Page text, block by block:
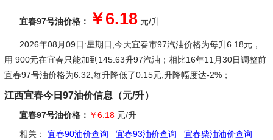
宜春97号油价格： ￥6.18元/升
2026年08月09日:星期日 ,今天宜春市97汽油价格为每升6.18元，
用 900元在宜春只能加到145.63升97汽油；相比16年11月30日调整前
宜春97号油价格为6.32,每升降低了0.15元,升降幅度达-2%；
江西宜春今日97油价信息（元/升）
宜春97号油价格： ￥6.18元/升
相关： 宜春90油价查询 宜春93油价查询 宜春柴油油价查询